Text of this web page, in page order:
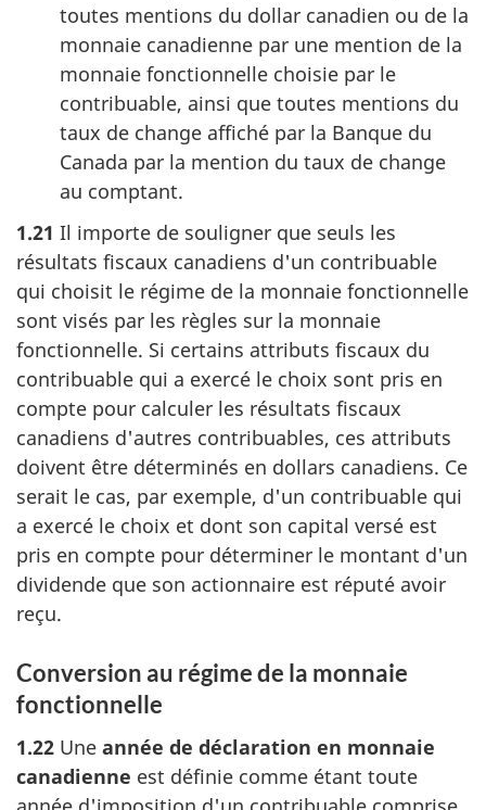
toutes mentions du dollar canadien ou de la
monnaie canadienne par une mention de la
monnaie fonctionnelle choisie par le
contribuable, ainsi que toutes mentions du
taux de change affiché par la Banque du
Canada par la mention du taux de change
au comptant.
1.21 Il importe de souligner que seuls les
résultats fiscaux canadiens d'un contribuable
qui choisit le régime de la monnaie fonctionnelle
sont visés par les règles sur la monnaie
fonctionnelle. Si certains attributs fiscaux du
contribuable qui a exercé le choix sont pris en
compte pour calculer les résultats fiscaux
canadiens d'autres contribuables, ces attributs
doivent être déterminés en dollars canadiens. Ce
serait le cas, par exemple, d'un contribuable qui
a exercé le choix et dont son capital versé est
pris en compte pour déterminer le montant d'un
dividende que son actionnaire est réputé avoir
reçu.
Conversion au régime de la monnaie
fonctionnelle
1.22 Une année de déclaration en monnaie
canadienne est définie comme étant toute